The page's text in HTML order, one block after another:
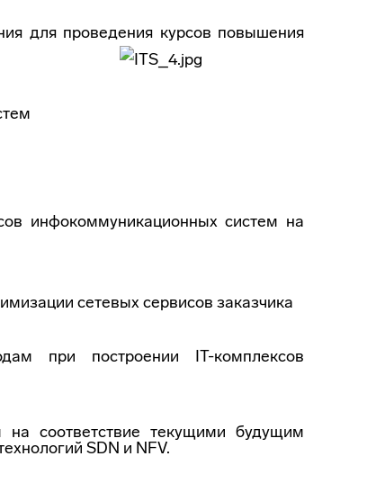
для проведения курсов повышения
инфокоммуникационных систем на
сетевых сервисов заказчика
при построении IT-комплексов
на соответствие текущими будущим
SDN и NFV.